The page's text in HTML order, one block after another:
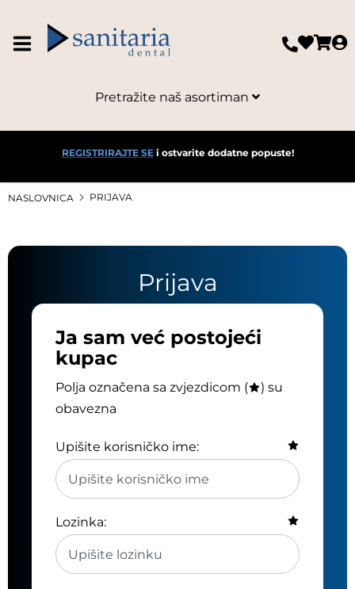
Pretražite naš asortiman
REGISTRIRAJTE SEi ostvarite dodatne popuste!
NASLOVNICA PRIJAVA
Prijava
Ja sam već postojeći
kupac
Polja označena sa zvjezdicom (
) su
obavezna
Upišite korisničko ime:
Lozinka: